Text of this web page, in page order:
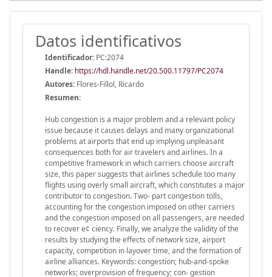
Datos identificativos
Identificador: PC:2074
Handle: https://hdl.handle.net/20.500.11797/PC2074
Autores: Flores-Fillol, Ricardo
Resumen:
Hub congestion is a major problem and a relevant policy
issue because it causes delays and many organizational
problems at airports that end up implying unpleasant
consequences both for air travelers and airlines. In a
competitive framework in which carriers choose aircraft
size, this paper suggests that airlines schedule too many
flights using overly small aircraft, which constitutes a major
contributor to congestion. Two- part congestion tolls,
accounting for the congestion imposed on other carriers
and the congestion imposed on all passengers, are needed
to recover e¢ ciency. Finally, we analyze the validity of the
results by studying the effects of network size, airport
capacity, competition in layover time, and the formation of
airline alliances. Keywords: congestion; hub-and-spoke
networks; overprovision of frequency; con- gestion